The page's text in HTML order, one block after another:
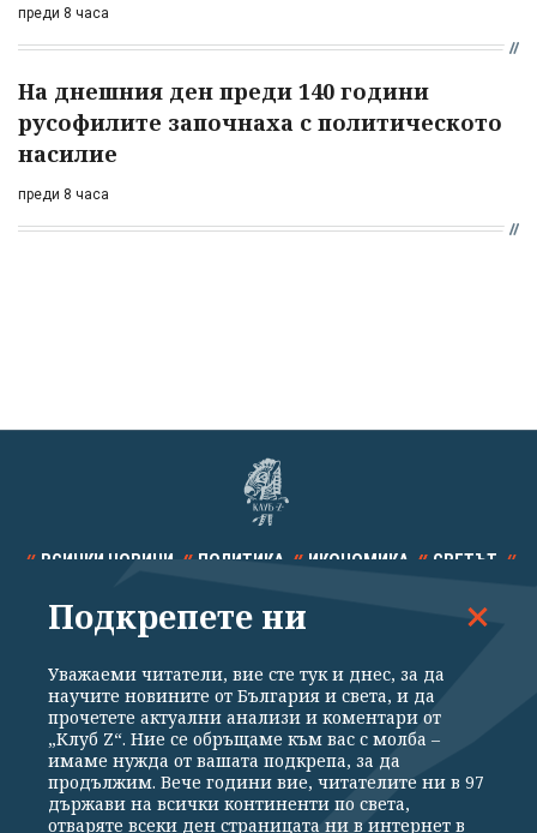
преди 8 часа
На днешния ден преди 140 години
русофилите започнаха с политическото
насилие
преди 8 часа
ВСИЧКИ НОВИНИ ПОЛИТИКА ИКОНОМИКА СВЕТЪТ
СПОРТ КУЛТУРА ТЕХНОЛОГИИ КАЛЕЙДОСКОП
Общи условия
Политика за поверителност
Подкрепете ни
Уважаеми читатели, вие сте тук и днес, за да
научите новините от България и света, и да
прочетете актуални анализи и коментари от
„Клуб Z“. Ние се обръщаме към вас с молба –
имаме нужда от вашата подкрепа, за да
продължим. Вече години вие, читателите ни в 97
държави на всички континенти по света,
отваряте всеки ден страницата ни в интернет в